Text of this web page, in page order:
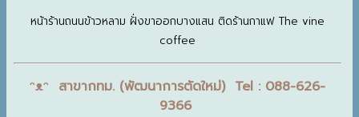
หน้าร้านถนนข้าวหลาม ฝั่งขาออกบางแสน ติดร้านกาแฟ The vine
coffee
ᵔᴥᵔ สาขากทม. (พัฒนาการตัดใหม่) Tel : 088-626-
9366